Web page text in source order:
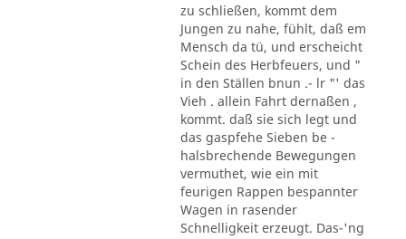
zu schließen, kommt dem
Jungen zu nahe, fühlt, daß em
Mensch da tü, und erscheicht
Schein des Herbfeuers, und "
in den Ställen bnun .- lr "' das
Vieh . allein Fahrt dernaßen ,
kommt. daß sie sich legt und
das gaspfehe Sieben be -
halsbrechende Bewegungen
vermuthet, wie ein mit
feurigen Rappen bespannter
Wagen in rasender
Schnelligkeit erzeugt. Das-'ng